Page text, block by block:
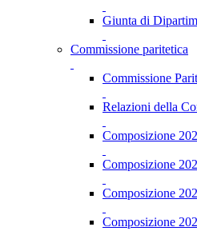
Giunta di
Commissione paritetica
Commissione
Relazioni della
Composizione
Composizione
Composizione
Composizione